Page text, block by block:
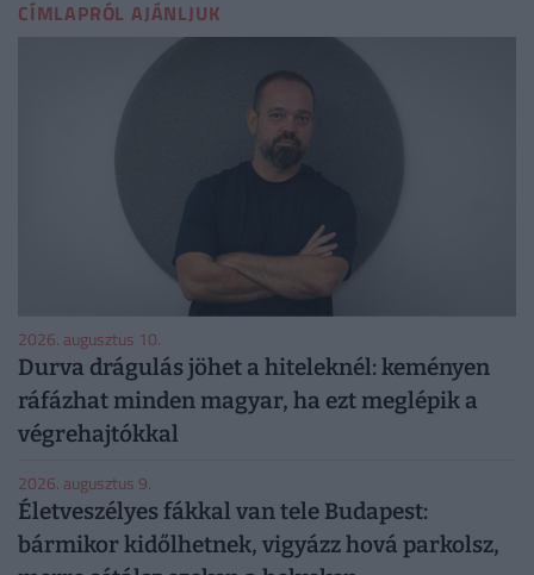
CÍMLAPRÓL AJÁNLJUK
2026. augusztus 10.
Durva drágulás jöhet a hiteleknél: keményen
ráfázhat minden magyar, ha ezt meglépik a
végrehajtókkal
2026. augusztus 9.
Életveszélyes fákkal van tele Budapest:
bármikor kidőlhetnek, vigyázz hová parkolsz,